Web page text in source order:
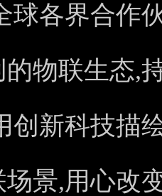
球各界合作
物联生态,
创新科技描
景,用心改